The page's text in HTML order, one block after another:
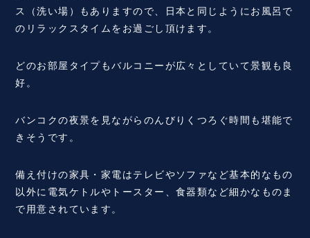
ス（洗い場）もありますので、日本と同じようにお風呂で
のリラックスタイムをお過ごし頂けます。
どのお部屋タイプもバルコニーが広々としていて景観も良
好。
バンコクの夜景を見ながらのんびりくつろぐ時間も堪能で
きそうです。
備え付けの家具・家電はテレビやソファなど基本的なもの
以外に電気ケトルやトースター、食器類など細かなものま
で用意されています。